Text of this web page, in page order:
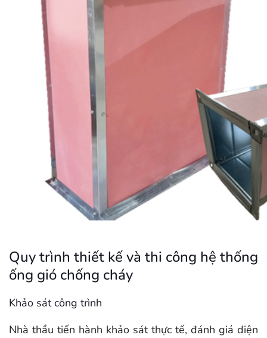
Quy trình thiết kế và thi công hệ thống
ống gió chống cháy
Khảo sát công trình
Nhà thầu tiến hành khảo sát thực tế, đánh giá diện